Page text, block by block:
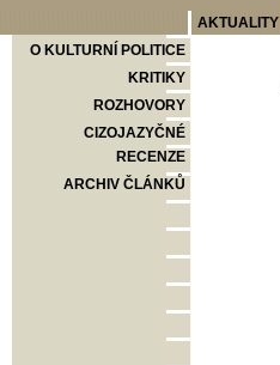
AKTUALITY
O KULTURNÍ POLITICE
KRITIKY
ROZHOVORY
CIZOJAZYČNÉ
RECENZE
ARCHIV ČLÁNKŮ